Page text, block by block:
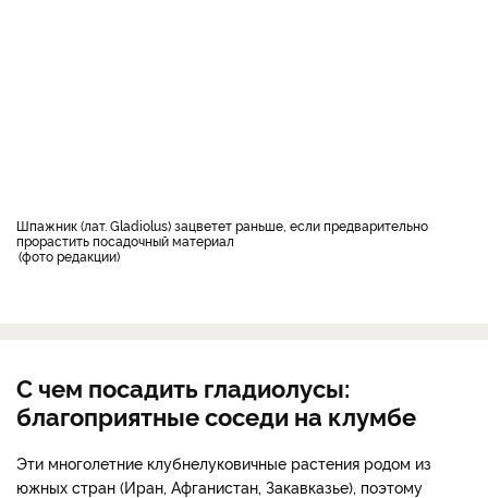
Шпажник (лат. Gladiolus) зацветет раньше, если предварительно
прорастить посадочный материал
фото редакции
С чем посадить гладиолусы:
благоприятные соседи на клумбе
Эти многолетние клубнелуковичные растения родом из
южных стран (Иран, Афганистан, Закавказье), поэтому